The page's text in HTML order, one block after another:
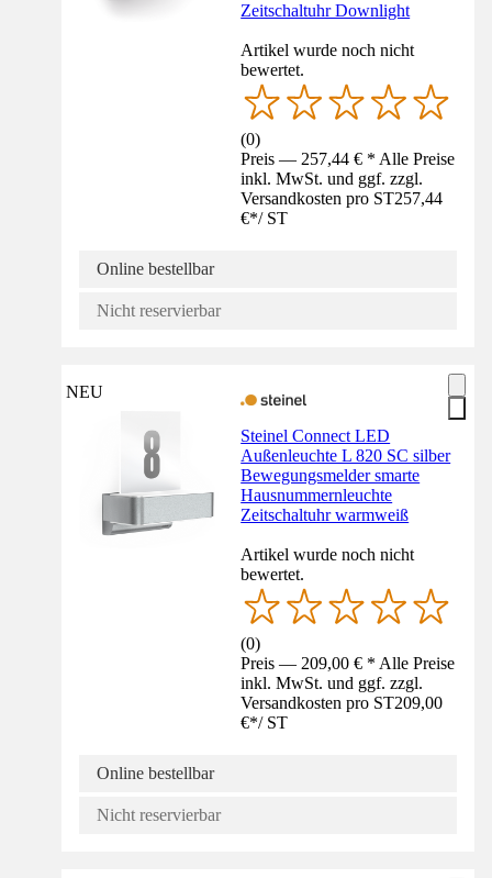
Zeitschaltuhr Downlight
Artikel wurde noch nicht
bewertet.
(0)
Preis — 257,44 € * Alle Preise
inkl. MwSt. und ggf. zzgl.
Versandkosten pro ST257,44
€*/ ST
Online bestellbar
Nicht reservierbar
NEU
Steinel Connect LED
Außenleuchte L 820 SC silber
Bewegungsmelder smarte
Hausnummernleuchte
Zeitschaltuhr warmweiß
Artikel wurde noch nicht
bewertet.
(0)
Preis — 209,00 € * Alle Preise
inkl. MwSt. und ggf. zzgl.
Versandkosten pro ST209,00
€*/ ST
Online bestellbar
Nicht reservierbar